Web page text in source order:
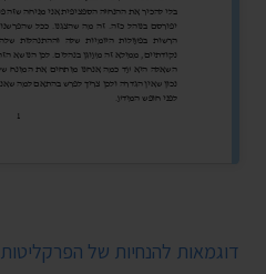
דוגמאות להנחיות של הפרקליטות